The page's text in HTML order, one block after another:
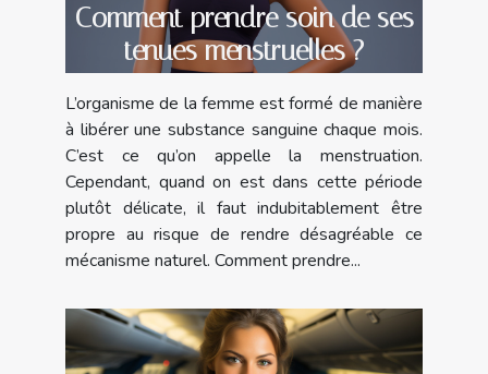
Comment prendre soin de ses
tenues menstruelles ?
L’organisme de la femme est formé de manière
à libérer une substance sanguine chaque mois.
C’est ce qu’on appelle la menstruation.
Cependant, quand on est dans cette période
plutôt délicate, il faut indubitablement être
propre au risque de rendre désagréable ce
mécanisme naturel. Comment prendre...